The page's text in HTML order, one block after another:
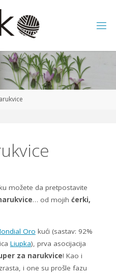
možete da pretpostavite
… od mojih ćerki,
Oro kući (sastav: 92%
Liupka), prva asocijacija
za narukvice! Kao i
i one su prošle fazu